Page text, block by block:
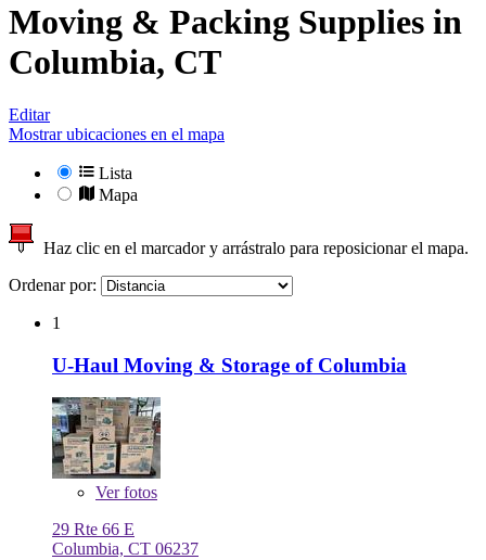
Moving & Packing Supplies in
Columbia, CT
Editar
Mostrar ubicaciones en el mapa
Lista
Mapa
Haz clic en el marcador y arrástralo para reposicionar el mapa.
Ordenar por:
1
U-Haul Moving & Storage of Columbia
Verfotos
29 Rte 66 E
Columbia, CT 06237